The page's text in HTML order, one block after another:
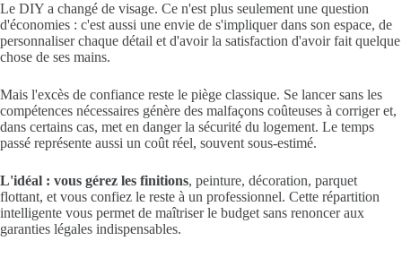
Le DIY a changé de visage. Ce n'est plus seulement une question
d'économies : c'est aussi une envie de s'impliquer dans son espace, de
personnaliser chaque détail et d'avoir la satisfaction d'avoir fait quelque
chose de ses mains.
Mais l'excès de confiance reste le piège classique. Se lancer sans les
compétences nécessaires génère des malfaçons coûteuses à corriger et,
dans certains cas, met en danger la sécurité du logement. Le temps
passé représente aussi un coût réel, souvent sous-estimé.
L'idéal : vous gérez les finitions, peinture, décoration, parquet
flottant, et vous confiez le reste à un professionnel. Cette répartition
intelligente vous permet de maîtriser le budget sans renoncer aux
garanties légales indispensables.